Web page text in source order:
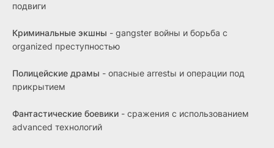
подвиги
Криминальные экшны - gangster войны и борьба с
organized преступностью
Полицейские драмы - опасные arrestы и операции под
прикрытием
Фантастические боевики - сражения с использованием
advanced технологий